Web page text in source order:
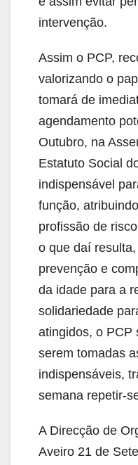
intervenção.
Assim o PCP,
valorizando o
tomará de
agendamento
Outubro, na
Estatuto Social
indispensável
função,
profissão de
o que daí
prevenção e
da idade para a
solidariedade
atingidos, o PCP
serem tomadas
indispensáveis,
semana repetir-
A Direcção de
Aveiro 21 de